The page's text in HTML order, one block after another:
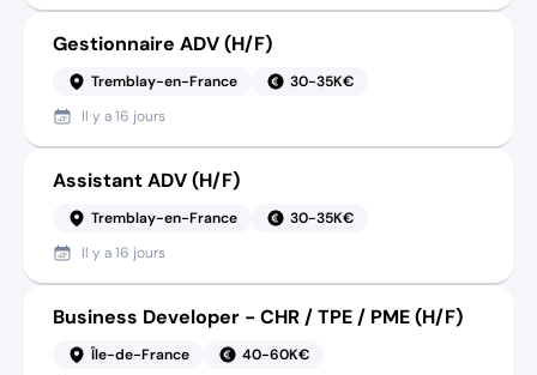
Gestionnaire ADV (H/F)
Tremblay-en-France
30-35K€
Il y a16 jours
Assistant ADV (H/F)
Tremblay-en-France
30-35K€
Il y a16 jours
Business Developer - CHR / TPE / PME (H/F)
Île-de-France
40-60K€